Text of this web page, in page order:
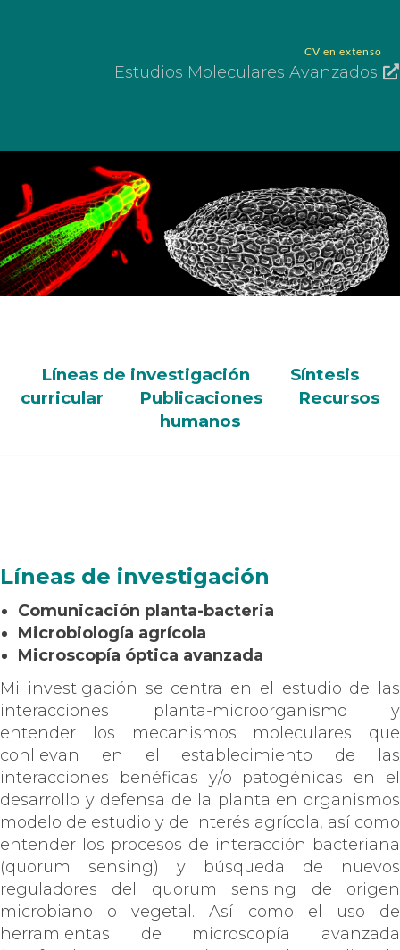
CV en extenso
Estudios Moleculares Avanzados
Líneas de investigación
Síntesis
curricular
Publicaciones
Recursos
humanos
Líneas de investigación
Comunicación planta-bacteria
Microbiología agrícola
Microscopía óptica avanzada
Mi investigación se centra en el estudio de las
interacciones planta-microorganismo y
entender los mecanismos moleculares que
conllevan en el establecimiento de las
interacciones benéficas y/o patogénicas en el
desarrollo y defensa de la planta en organismos
modelo de estudio y de interés agrícola, así como
entender los procesos de interacción bacteriana
(quorum sensing) y búsqueda de nuevos
reguladores del quorum sensing de origen
microbiano o vegetal. Así como el uso de
herramientas de microscopía avanzada